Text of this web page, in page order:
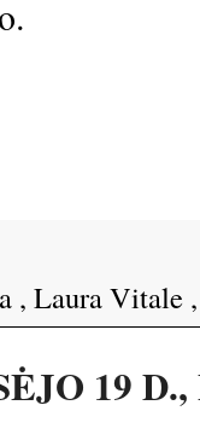
, Laura Vitale
19